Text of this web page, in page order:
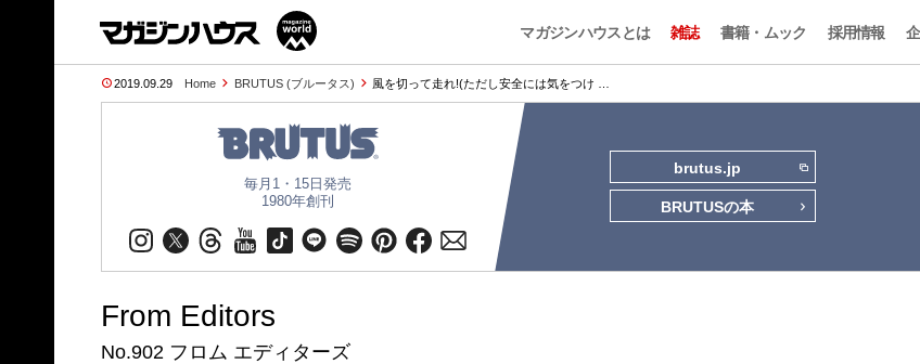
マガジンハウスとは 雑誌 書籍・ムック 採用情報
2019.09.29 Home BRUTUS (ブルータス) 風を切って走れ!(ただし安全には気をつけ …
毎月1・15日発売
1980年創刊
brutus.jp
BRUTUSの本
From Editors
No.902 フロム エディターズ